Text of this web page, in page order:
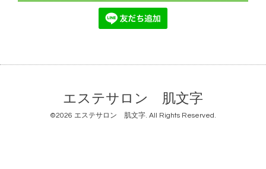
エステサロン 肌文字
©2026 エステサロン 肌文字. All Rights Reserved.